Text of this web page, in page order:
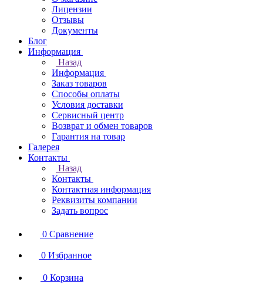
Лицензии
Отзывы
Документы
Блог
Информация
Назад
Информация
Заказ товаров
Способы оплаты
Условия доставки
Сервисный центр
Возврат и обмен товаров
Гарантия на товар
Галерея
Контакты
Назад
Контакты
Контактная информация
Реквизиты компании
Задать вопрос
0 Сравнение
0 Избранное
0 Корзина